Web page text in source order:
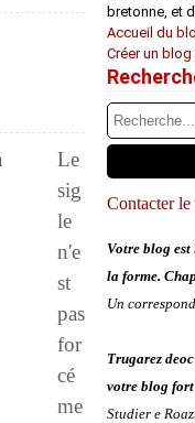
Le
sig
le
n'e
st
pas
for
cé
me
bretonne, et
Accueil du
Créer un
Contacter
Votre blog
la forme.
Un
Trugarez
votre blog
Studier e